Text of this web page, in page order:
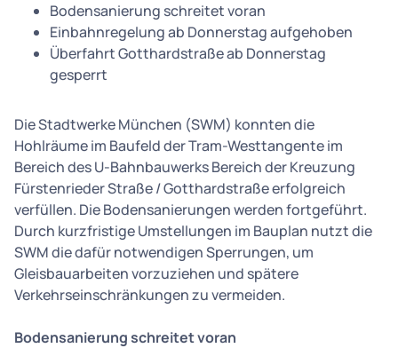
Bodensanierung schreitet voran
Einbahnregelung ab Donnerstag aufgehoben
Überfahrt Gotthardstraße ab Donnerstag
gesperrt
Die Stadtwerke München (SWM) konnten die
Hohlräume im Baufeld der Tram-Westtangente im
Bereich des U-Bahnbauwerks Bereich der Kreuzung
Fürstenrieder Straße / Gotthardstraße erfolgreich
verfüllen. Die Bodensanierungen werden fortgeführt.
Durch kurzfristige Umstellungen im Bauplan nutzt die
SWM die dafür notwendigen Sperrungen, um
Gleisbauarbeiten vorzuziehen und spätere
Verkehrseinschränkungen zu vermeiden.
Bodensanierung schreitet voran